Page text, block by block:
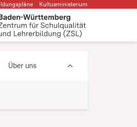
Kultusministerium
Über uns